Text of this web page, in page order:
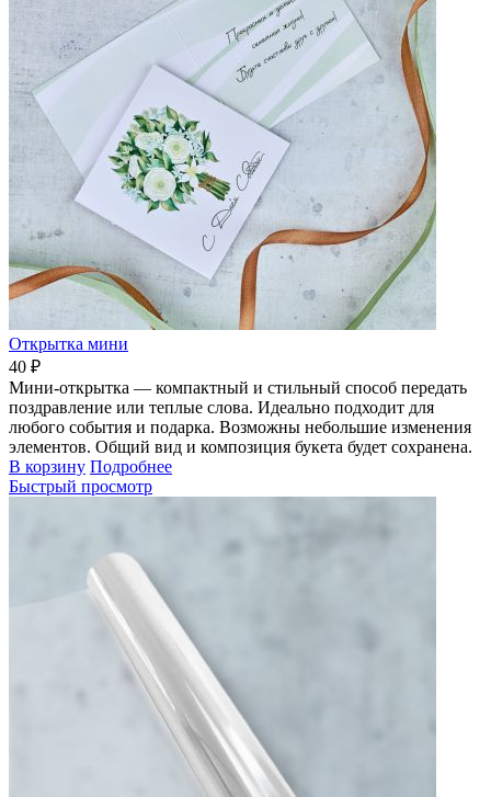
Открытка мини
40 ₽
Мини-открытка — компактный и стильный способ передать
поздравление или теплые слова. Идеально подходит для
любого события и подарка. Возможны небольшие изменения
элементов. Общий вид и композиция букета будет сохранена.
В корзину Подробнее
Быстрый просмотр